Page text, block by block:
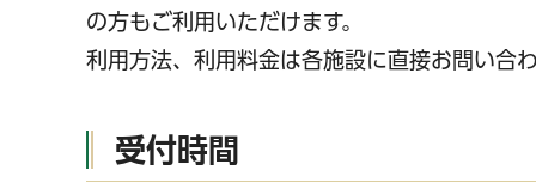
の方もご利用いただけます。
利用方法、利用料金は各施設に直接お問い合わ
受付時間